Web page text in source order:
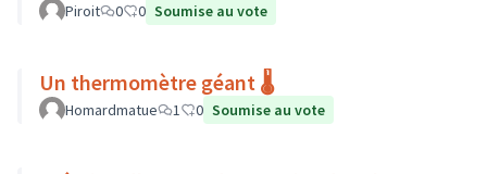
Piroit 0 0 Soumise au vote
Un thermomètre géant 🌡️
Homardmatue 1 0 Soumise au vote